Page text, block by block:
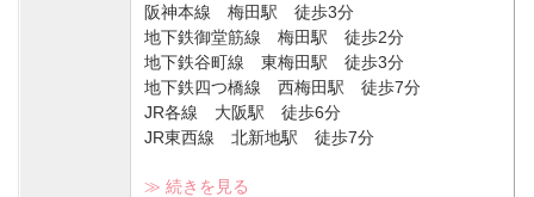
阪神本線 梅田駅 徒歩3分
地下鉄御堂筋線 梅田駅 徒歩2分
地下鉄谷町線 東梅田駅 徒歩3分
地下鉄四つ橋線 西梅田駅 徒歩7分
JR各線 大阪駅 徒歩6分
JR東西線 北新地駅 徒歩7分
≫ 続きを見る